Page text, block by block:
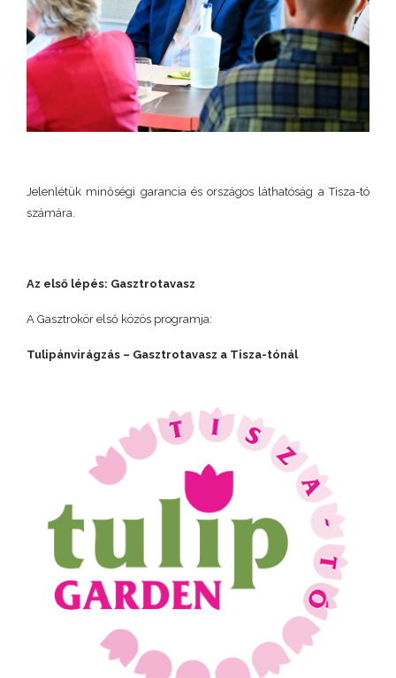
Jelenlétük minőségi garancia és országos láthatóság a Tisza-tó
számára.
Az első lépés: Gasztrotavasz
A Gasztrokör első közös programja:
Tulipánvirágzás – Gasztrotavasz a Tisza-tónál